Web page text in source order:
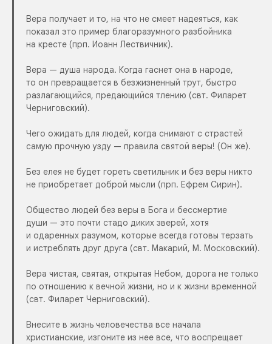
Вера получает и то, на что не смеет надеяться, как
показал это пример благоразумного разбойника
на кресте (прп. Иоанн Лествичник).
Вера — душа народа. Когда гаснет она в народе,
то он превращается в безжизненный трут, быстро
разлагающийся, предающийся тлению (свт. Филарет
Черниговский).
Чего ожидать для людей, когда снимают с страстей
самую прочную узду — правила святой веры! (Он же).
Без елея не будет гореть светильник и без веры никто
не приобретает доброй мысли (прп. Ефрем Сирин).
Общество людей без веры в Бога и бессмертие
души — это почти стадо диких зверей, хотя
и одаренных разумом, которые всегда готовы терзать
и истреблять друг друга (свт. Макарий, М. Московский).
Вера чистая, святая, открытая Небом, дорога не только
по отношению к вечной жизни, но и к жизни временной
(свт. Филарет Черниговский).
Внесите в жизнь человечества все начала
христианские, изгоните из нее все, что воспрещает